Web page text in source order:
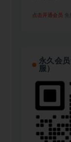
点击开通会员
永久会
服）